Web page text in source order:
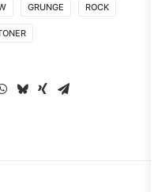
GRUNGE ROCK